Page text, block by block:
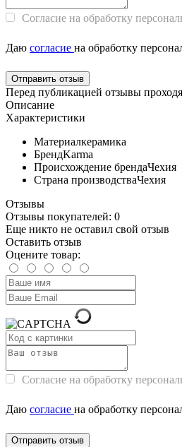
Согласие на обработку
Даю согласие на обработку
Перед публикацией отзывы
Описание
Характеристики
Материалкерамика
БрендKarma
Происхождение брендаЧехия
Страна производстваЧехия
Отзывы
Отзывы покупателей: 0
Еще никто не оставил свой отзыв
Оставить отзыв
Оцените товар:
Согласие на обработку
Даю согласие на обработку